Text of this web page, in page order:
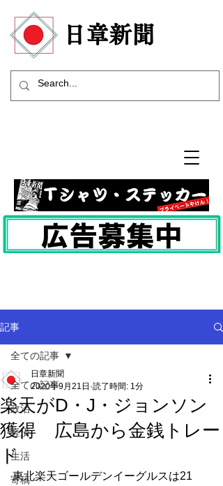
​日章新聞
記事
全ての記事
政治
経済
生活
寄稿
全ての記事
楽天がD・J・ジョンソン
獲得 広島から金銭トレー
ド
日章新聞
2020年9月21日 読了時間: 1分
東北楽天ゴールデンイーグルスは21